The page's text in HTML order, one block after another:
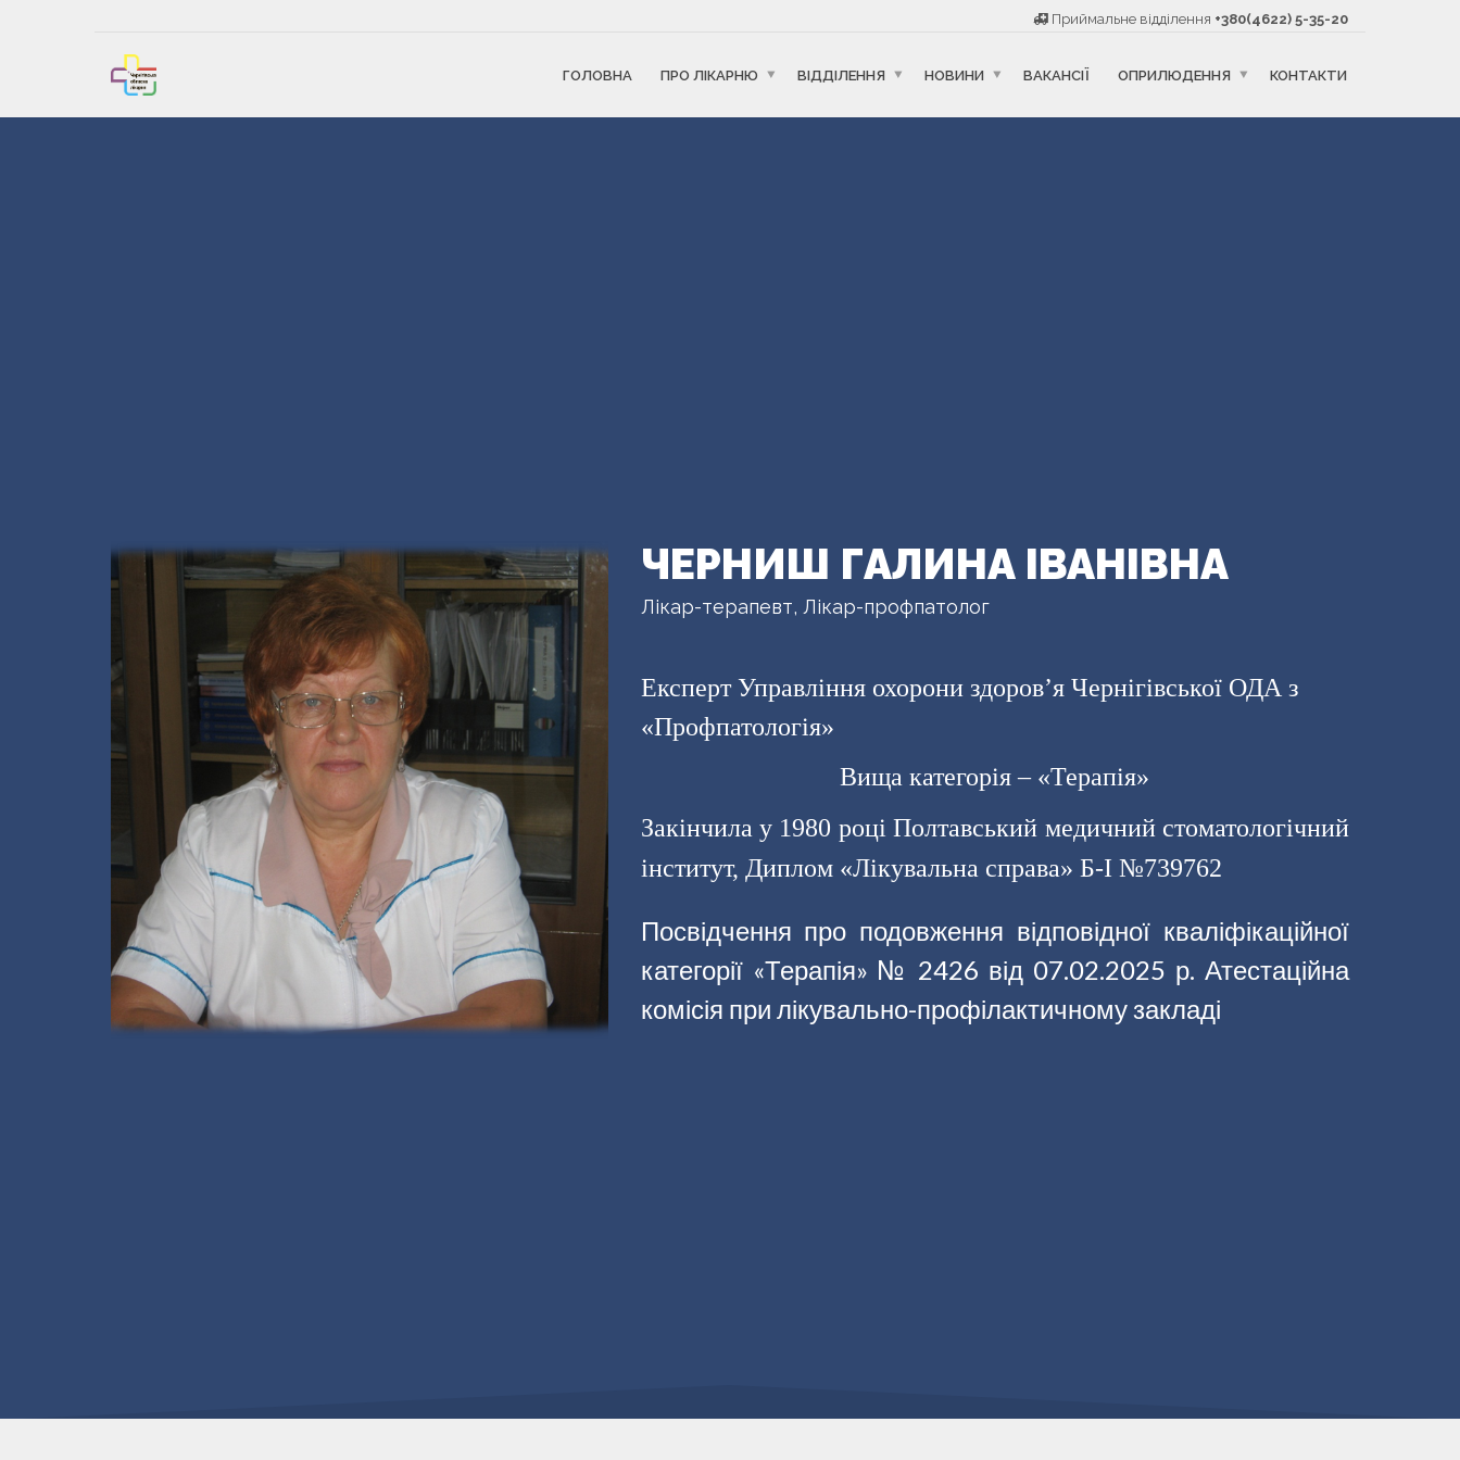
Приймальне відділення +380(4622) 5-35-20
ГОЛОВНА ПРО ЛІКАРНЮ ВІДДІЛЕННЯ НОВИНИ ВАКАНСІЇ ОПРИЛЮДЕННЯ КОНТАКТИ
ЧЕРНИШ ГАЛИНА ІВАНІВНА
Лікар-терапевт, Лікар-профпатолог
Експерт Управління охорони здоров’я Чернігівської ОДА з
«Профпатологія»
Вища категорія – «Терапія»
Закінчила у 1980 роціПолтавський медичний стоматологічний
інститут, Диплом «Лікувальна справа» Б-І №739762
Посвідчення про подовження відповідної кваліфікаційної
категорії «Терапія» № 2426 від 07.02.2025 р. Атестаційна
комісія при лікувально-профілактичному закладі